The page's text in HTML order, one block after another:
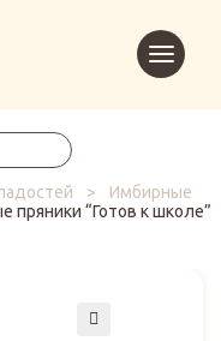
в
корзину
>
Имбирные
пряники “Готов к школе”